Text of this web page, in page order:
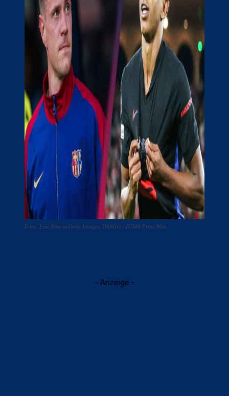
Foto: Eric Alonso/Getty Images, IMAGO / ZUMA Press Wire
- Anzeige -